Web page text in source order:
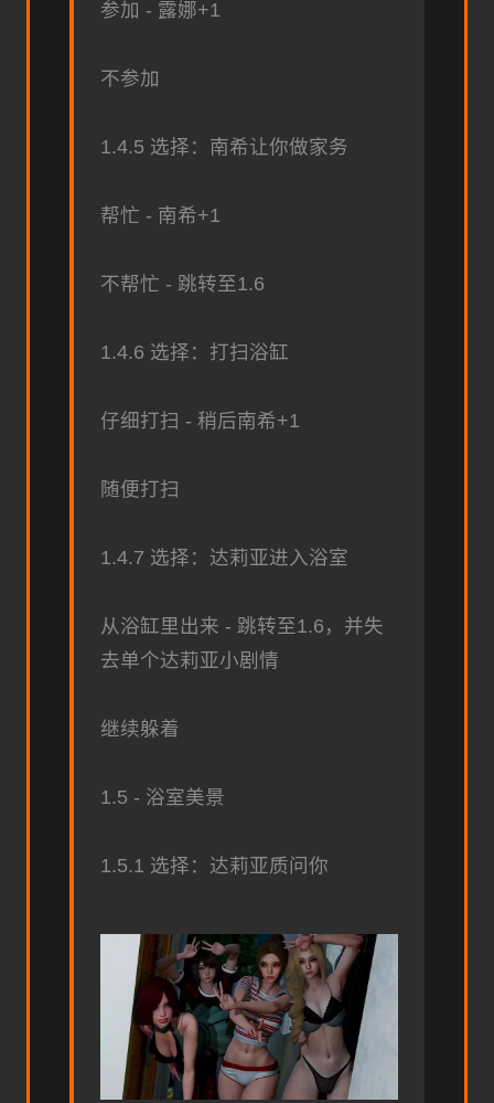
参加 - 露娜+1
不参加
1.4.5 选择：南希让你做家务
帮忙 - 南希+1
不帮忙 - 跳转至1.6
1.4.6 选择：打扫浴缸
仔细打扫 - 稍后南希+1
随便打扫
1.4.7 选择：达莉亚进入浴室
从浴缸里出来 - 跳转至1.6，并失
去单个达莉亚小剧情
继续躲着
1.5 - 浴室美景
1.5.1 选择：达莉亚质问你